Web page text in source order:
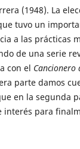
(1948). La
tuvo un
a las prácticas
de una serie
con el Cancionero
parte damos
en la segunda
interés para